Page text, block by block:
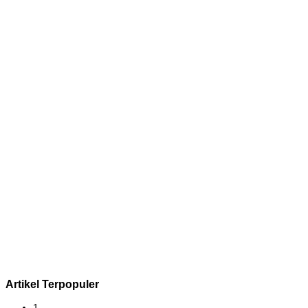
Artikel Terpopuler